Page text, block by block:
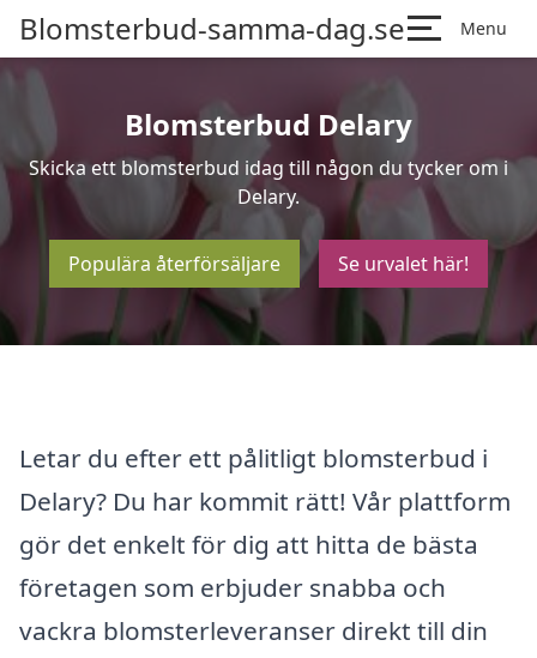
Blomsterbud-samma-dag.se Menu
Blomsterbud Delary
Skicka ett blomsterbud idag till någon du tycker om i
Delary.
Populära återförsäljare Se urvalet här!
Letar du efter ett pålitligt blomsterbud i
Delary? Du har kommit rätt! Vår plattform
gör det enkelt för dig att hitta de bästa
företagen som erbjuder snabba och
vackra blomsterleveranser direkt till din